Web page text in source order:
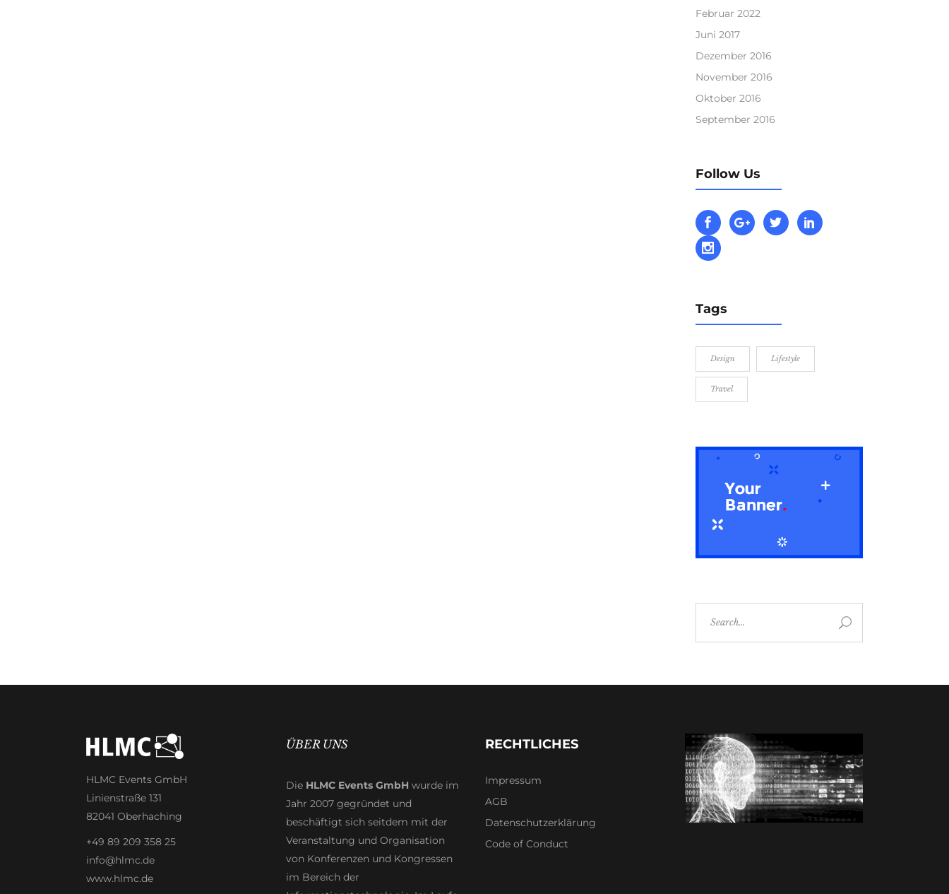
Februar 2022
Juni 2017
Dezember 2016
November 2016
Oktober 2016
September 2016
Follow Us
Tags
Design Lifestyle
Travel
for:
HLMC Events GmbH
Linienstraße 131
82041 Oberhaching
+49 89 209 358 25
info@hlmc.de
www.hlmc.de
ÜBER UNS
Die HLMC Events GmbH wurde im
Jahr 2007 gegründet und
beschäftigt sich seitdem mit der
Veranstaltung und Organisation
von Konferenzen und Kongressen
im Bereich der
RECHTLICHES
Impressum
AGB
Datenschutzerklärung
Code of Conduct